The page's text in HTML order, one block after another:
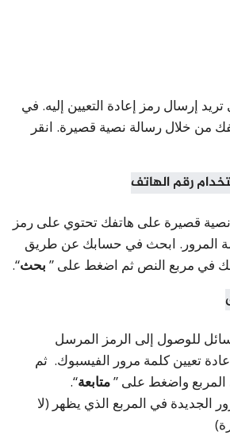
تريد إرسال رمز إعادة التعيين إليه. في
من خلال رسالة نصية قصيرة. انقر
قصيرة على هاتفك تحتوي على رمز
المرور. ابحث في حسابك عن طريق
في مربع النص ثم اضغط على ” بحث“.
للوصول إلى الرمز المرسل
تعيين كلمة مرور الفيسبوك. ثم
واضغط على ”متابعة“.
الجديدة في المربع الذي يظهر (لا